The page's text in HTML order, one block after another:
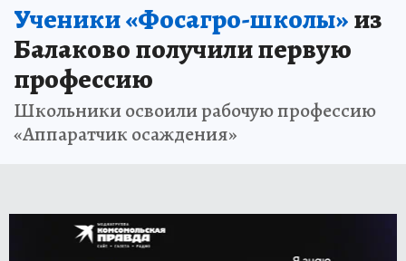
Ученики «Фосагро-школы»из
Балаково получили первую
профессию
Школьники освоили рабочую профессию
«Аппаратчик осаждения»